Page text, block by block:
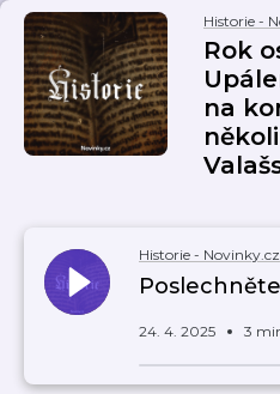
Historie -
Rok
na
Historie - Novinky.cz
24. 4. 2025 3